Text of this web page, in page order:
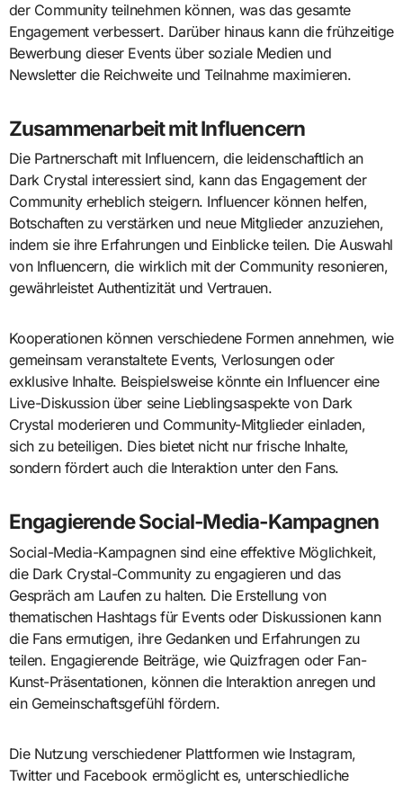
der Community teilnehmen können, was das gesamte
Engagement verbessert. Darüber hinaus kann die frühzeitige
Bewerbung dieser Events über soziale Medien und
Newsletter die Reichweite und Teilnahme maximieren.
Zusammenarbeit mit Influencern
Die Partnerschaft mit Influencern, die leidenschaftlich an
Dark Crystal interessiert sind, kann das Engagement der
Community erheblich steigern. Influencer können helfen,
Botschaften zu verstärken und neue Mitglieder anzuziehen,
indem sie ihre Erfahrungen und Einblicke teilen. Die Auswahl
von Influencern, die wirklich mit der Community resonieren,
gewährleistet Authentizität und Vertrauen.
Kooperationen können verschiedene Formen annehmen, wie
gemeinsam veranstaltete Events, Verlosungen oder
exklusive Inhalte. Beispielsweise könnte ein Influencer eine
Live-Diskussion über seine Lieblingsaspekte von Dark
Crystal moderieren und Community-Mitglieder einladen,
sich zu beteiligen. Dies bietet nicht nur frische Inhalte,
sondern fördert auch die Interaktion unter den Fans.
Engagierende Social-Media-Kampagnen
Social-Media-Kampagnen sind eine effektive Möglichkeit,
die Dark Crystal-Community zu engagieren und das
Gespräch am Laufen zu halten. Die Erstellung von
thematischen Hashtags für Events oder Diskussionen kann
die Fans ermutigen, ihre Gedanken und Erfahrungen zu
teilen. Engagierende Beiträge, wie Quizfragen oder Fan-
Kunst-Präsentationen, können die Interaktion anregen und
ein Gemeinschaftsgefühl fördern.
Die Nutzung verschiedener Plattformen wie Instagram,
Twitter und Facebook ermöglicht es, unterschiedliche